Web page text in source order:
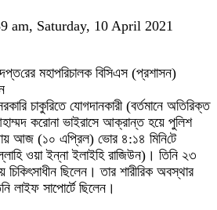
am, Saturday, 10 April 2021
মহাপ‌রিচালক বিসিএস (প্রশাসন)
চাকুরিতে যোগদানকারী (বর্তমানে অতিরিক্ত
করোনা ভাইরাসে আক্রান্ত হয়ে পুলিশ
আজ (১০ এপ্রিল) ভোর ৪:১৪ মি‌নি‌টে
ওয়া ইন্না ইলাইহি রা‌জিউন)। তিনি ২৩
চিকিৎসাধীন ছিলেন। তার শারীরিক অবস্থার
লাইফ সাপোর্টে ছিলেন।